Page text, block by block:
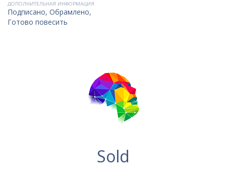
ДОПОЛНИТЕЛЬНАЯ ИНФОРМАЦИЯ
Подписано, Обрамлено,
Готово повесить
Sold